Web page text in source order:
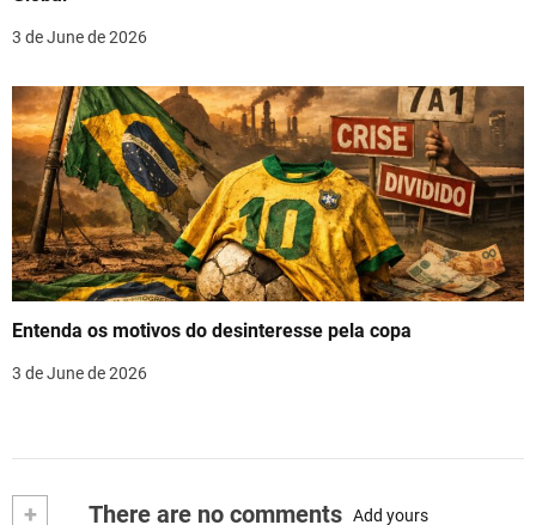
3 de June de 2026
Entenda os motivos do desinteresse pela copa
3 de June de 2026
+ There are no comments Add yours